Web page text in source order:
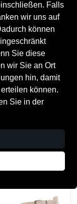
Falls
wir uns auf
können
Sie diese
wir Sie an Ort
hin, damit
können.
Sie in der
Schnürer cement